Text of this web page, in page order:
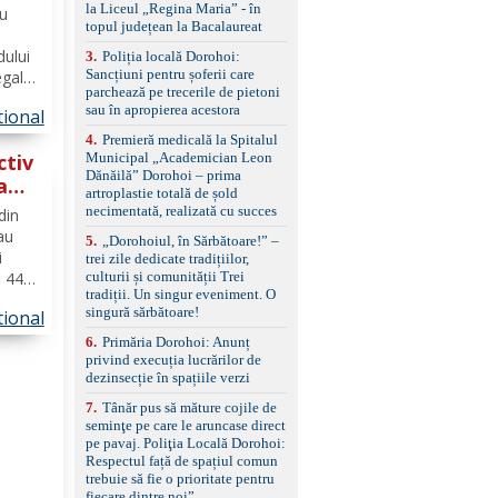
44
panoramică, geamuri
spate fumurii Carlig de
remorcare Bonus: -
Covorașe textile montate
pe mașină. -Ofer și un
set de covorașe din
împreună cu un set de
anvelope de iarnă.
la Liceul „Regina Maria” - în
topul județean la Bacalaureat
3. Poliția locală Dorohoi:
Sancțiuni pentru șoferii care
parchează pe trecerile de pietoni
sau în apropierea acestora
4. Premieră medicală la Spitalul
Municipal „Academician Leon
Dănăilă” Dorohoi – prima
artroplastie totală de șold
necimentată, realizată cu succes
5.
„Dorohoiul, în Sărbătoare!” –
trei zile dedicate tradițiilor,
culturii și comunității Trei
tradiții. Un singur eveniment. O
singură sărbătoare!
6. Primăria Dorohoi: Anunț
privind execuția lucrărilor de
dezinsecție în spațiile verzi
7. Tânăr pus să măture cojile de
seminţe pe care le aruncase direct
pe pavaj. Poliţia Locală Dorohoi:
Respectul față de spațiul comun
trebuie să fie o prioritate pentru